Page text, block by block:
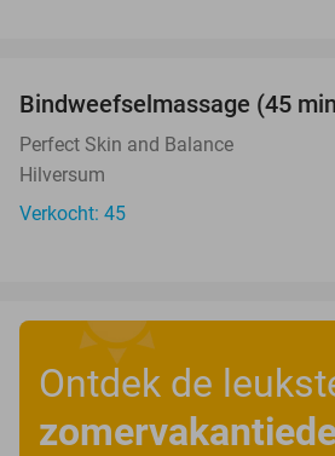
Bindweefselmassage (45
Perfect Skin and Balance
Hilversum
Verkocht: 45
Ontdek de